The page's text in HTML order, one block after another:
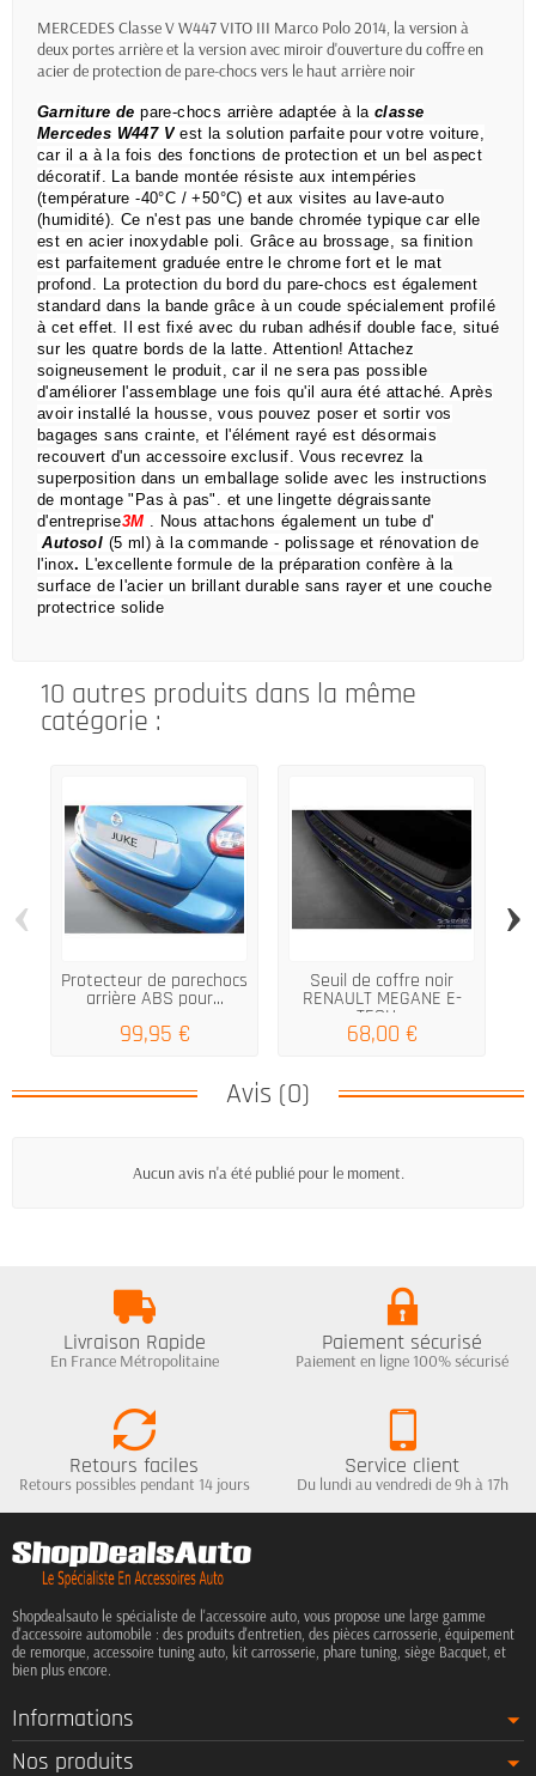
MERCEDES Classe V W447 VITO III Marco Polo 2014, la version à
deux portes arrière et la version avec miroir d'ouverture du coffre en
acier de protection de pare-chocs vers le haut arrière noir
Garniture de pare-chocs arrière adaptée à laclasse
Mercedes W447 V est la solution parfaite pour votre voiture,
car il a à la fois des fonctions de protection et un bel aspect
décoratif. La bande montée résiste aux intempéries
(température -40°C / +50°C) et aux visites au lave-auto
(humidité). Ce n'est pas une bande chromée typique car elle
est en acier inoxydable poli. Grâce au brossage, sa finition
est parfaitement graduée entre le chrome fort et le mat
profond. La protection du bord du pare-chocs est également
standard dans la bande grâce à un coude spécialement profilé
à cet effet.
Il est fixé avec du ruban adhésif double face, situé
sur les quatre bords de la latte. Attention!Attachez
soigneusement le produit, car il ne sera pas possible
d'améliorer l'assemblage une fois qu'il aura été attaché.Après
avoir installé la housse, vous pouvez poser et sortir vos
bagages sans crainte, et l'élément rayé est désormais
recouvert d'un accessoire exclusif.Vous recevrez la
superposition dans un emballage solide avec les instructions
de montage "Pas à pas". et une lingette dégraissante
d'entreprise3M . Nous attachons également un tube d'
Autosol (5 ml) à la commande - polissage et rénovation de
l'inox. L'excellente formule de la préparation confère à la
surface de l'acier un brillant durable sans rayer et une couche
protectrice solide
10 autres produits dans la même
catégorie :
Protecteur de parechocs
arrière ABS pour...
99,95 €
Seuil de coffre noir
RENAULT MEGANE E-
TECH...
68,00 €
‹ ›
Avis (0)
Aucun avis n'a été publié pour le moment.
Livraison Rapide
En France Métropolitaine
Paiement sécurisé
Paiement en ligne 100% sécurisé
Retours faciles
Retours possibles pendant 14 jours
Service client
Du lundi au vendredi de 9h à 17h
Shopdealsauto le spécialiste de l'accessoire auto, vous propose une large gamme
d'accessoire automobile : des produits d'entretien, des pièces carrosserie, équipement
de remorque, accessoire tuning auto, kit carrosserie, phare tuning, siège Bacquet, et
bien plus encore.
Informations
Nos produits